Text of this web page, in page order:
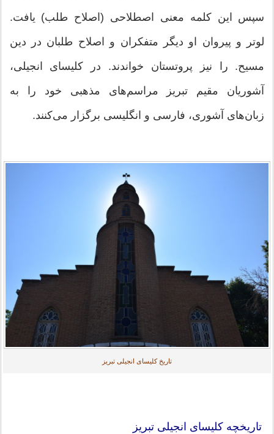
سپس این کلمه معنی اصطلاحی (اصلاح طلب) یافت.
لوتر و پیروان او دیگر متفکران و اصلاح طلبان در دین
مسیح. را نیز پروتستان خواندند. در کلیسای انجیلی،
آشوریان مقیم تبریز مراسم‌های مذهبی خود را به
زبان‌های آشوری، فارسی و انگلیسی برگزار می‌کنند.
تاریخ کلیسای انجیلی تبریز
تاریخچه کلیسای انجیلی تبریز